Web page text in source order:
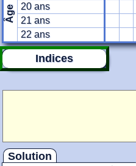
Âge
20 ans
21 ans
22 ans
Indices
Solution